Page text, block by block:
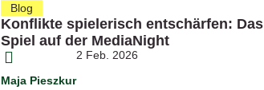
Blog
Konflikte spielerisch entschärfen: Das
Spiel auf der MediaNight
Maja Pieszkur
2 Feb. 2026